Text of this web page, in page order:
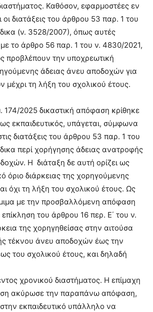
Καθόσον, εφαρμοστέες εν
οι διατάξεις του άρθρου 53 παρ. 1 του
(ν. 3528/2007), όπως αυτές
το άρθρο 56 παρ. 1 του ν. 4830/2021,
προβλέπουν την υποχρεωτική
άδειας άνευ αποδοχών για
τη λήξη του σχολικού έτους.
174/2025 δικαστική απόφαση κρίθηκε
εκπαιδευτικός, υπάγεται, σύμφωνα
διατάξεις του άρθρου 53 παρ. 1 του
περί χορήγησης άδειας ανατροφής
Η διάταξη δε αυτή ορίζει ως
όριο διάρκειας της χορηγούμενης
όχι τη λήξη του σχολικού έτους. Ως
με την προσβαλλόμενη απόφαση
του άρθρου 16 περ. Ε΄ του ν.
της χορηγηθείσας στην αιτούσα
τέκνου άνευ αποδοχών έως την
του σχολικού έτους, και δηλαδή
χρονικού διαστήματος. Η επίμαχη
ακύρωσε την παραπάνω απόφαση,
εκπαιδευτικό υπάλληλο να